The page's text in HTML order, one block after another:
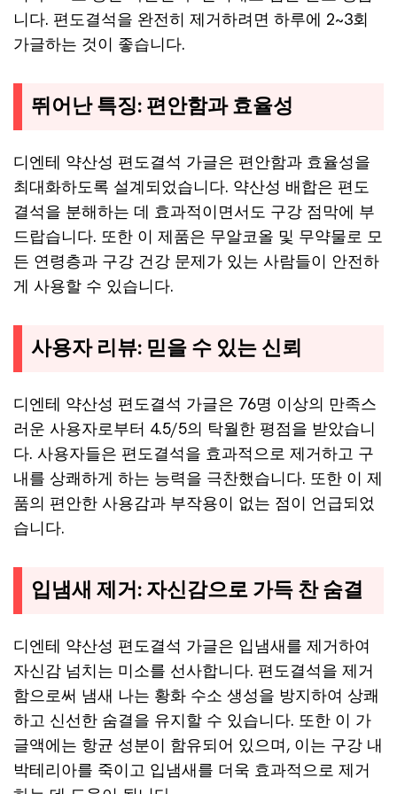
니다. 편도결석을 완전히 제거하려면 하루에 2~3회
가글하는 것이 좋습니다.
뛰어난 특징: 편안함과 효율성
디엔테 약산성 편도결석 가글은 편안함과 효율성을
최대화하도록 설계되었습니다. 약산성 배합은 편도
결석을 분해하는 데 효과적이면서도 구강 점막에 부
드랍습니다. 또한 이 제품은 무알코올 및 무약물로 모
든 연령층과 구강 건강 문제가 있는 사람들이 안전하
게 사용할 수 있습니다.
사용자 리뷰: 믿을 수 있는 신뢰
디엔테 약산성 편도결석 가글은 76명 이상의 만족스
러운 사용자로부터 4.5/5의 탁월한 평점을 받았습니
다. 사용자들은 편도결석을 효과적으로 제거하고 구
내를 상쾌하게 하는 능력을 극찬했습니다. 또한 이 제
품의 편안한 사용감과 부작용이 없는 점이 언급되었
습니다.
입냄새 제거: 자신감으로 가득 찬 숨결
디엔테 약산성 편도결석 가글은 입냄새를 제거하여
자신감 넘치는 미소를 선사합니다. 편도결석을 제거
함으로써 냄새 나는 황화 수소 생성을 방지하여 상쾌
하고 신선한 숨결을 유지할 수 있습니다. 또한 이 가
글액에는 항균 성분이 함유되어 있으며, 이는 구강 내
박테리아를 죽이고 입냄새를 더욱 효과적으로 제거